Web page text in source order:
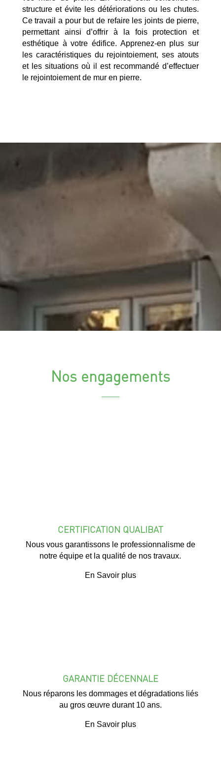
structure et évite les détériorations ou les chutes.
Ce travail a pour but de refaire les joints de pierre,
permettant ainsi d’offrir à la fois protection et
esthétique à votre édifice. Apprenez-en plus sur
les caractéristiques du rejointoiement, ses atouts
et les situations où il est recommandé d’effectuer
le rejointoiement de mur en pierre.
Nos engagements
CERTIFICATION QUALIBAT
Nous vous garantissons le professionnalisme de
notre équipe et la qualité de nos travaux.
En Savoir plus
GARANTIE DÉCENNALE
Nous réparons les dommages et dégradations liés
au gros œuvre durant 10 ans.
En Savoir plus